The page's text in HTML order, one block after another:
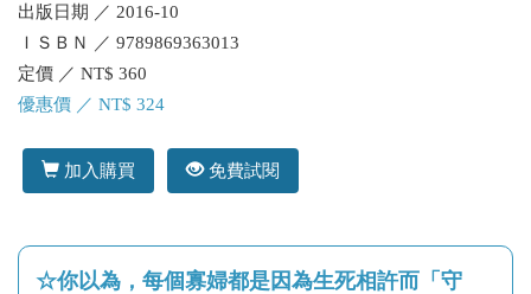
出版日期 ／ 2016-10
ＩＳＢＮ ／ 9789869363013
定價 ／ NT$ 360
優惠價 ／ NT$ 324
加入購買 免費試閱
☆你以為，每個寡婦都是因為生死相許而「守